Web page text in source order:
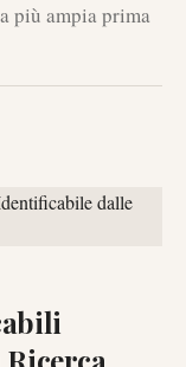
più ampia prima